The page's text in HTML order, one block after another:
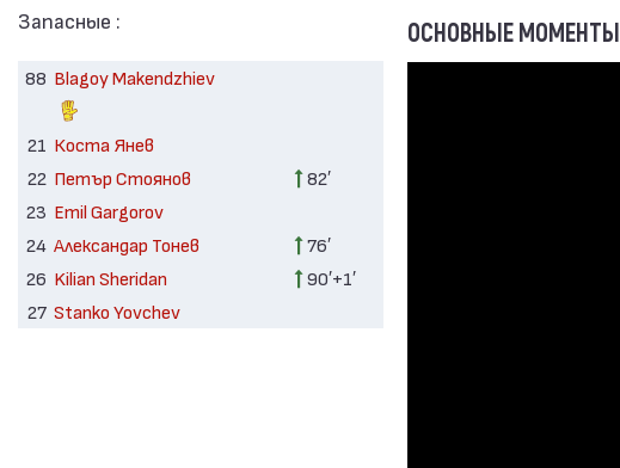
Запасные :
88 Blagoy Makendzhiev
21 Коста Янев
22 Петър Стоянов
82′
23 Emil Gargorov
24 Александар Тонев
76′
26 Kilian Sheridan
90′+1′
27 Stanko Yovchev
ОСНОВНЫЕ МОМЕНТЫ